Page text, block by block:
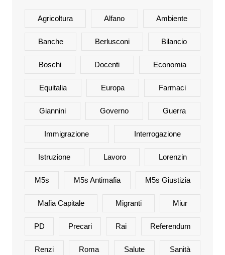
Agricoltura Alfano Ambiente
Banche Berlusconi Bilancio
Boschi Docenti Economia
Equitalia Europa Farmaci
Giannini Governo Guerra
Immigrazione Interrogazione
Istruzione Lavoro Lorenzin
M5s M5s Antimafia M5s Giustizia
Mafia Capitale Migranti Miur
PD Precari Rai Referendum
Renzi Roma Salute Sanità